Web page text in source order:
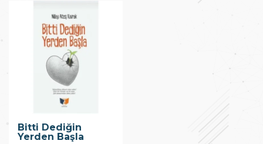
Bitti Dediğin
Yerden Başla